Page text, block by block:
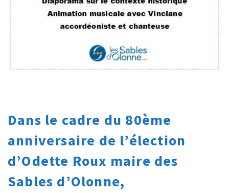
Dans le cadre du 80ème
anniversaire de l’élection
d’Odette Roux maire des
Sables d’Olonne,